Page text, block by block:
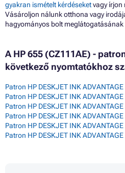
gyakran ismételt kérdéseketvagy írjon
Vásároljon nálunk otthona vagy
hagyományos bolt meglátogatásának
A HP 655 (CZ111AE) -
következő nyomtatókhoz
Patron HP DESKJET INK
Patron HP DESKJET INK
Patron HP DESKJET INK
Patron HP DESKJET INK
Patron HP DESKJET INK
Patron HP DESKJET INK